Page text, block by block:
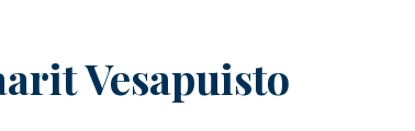
Vesapuisto